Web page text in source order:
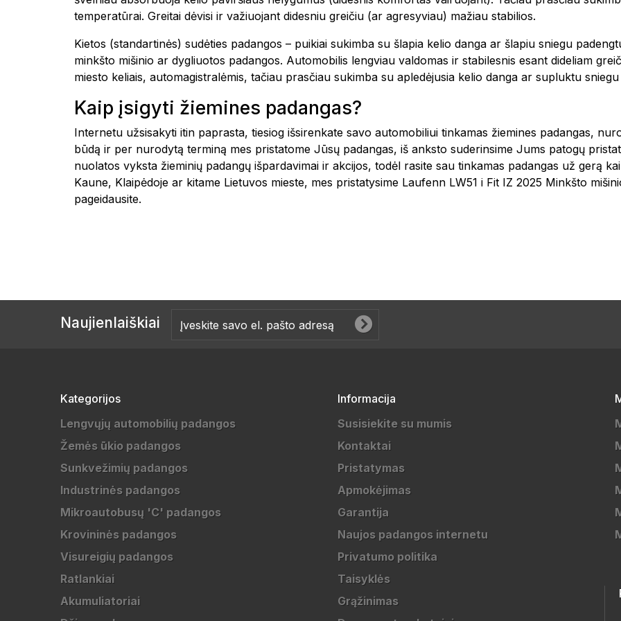
temperatūrai. Greitai dėvisi ir važiuojant didesniu greičiu (ar agresyviau) mažiau stabilios.
Kietos (standartinės) sudėties padangos – puikiai sukimba su šlapia kelio danga ar šlapiu sniegu
minkšto mišinio ar dygliuotos padangos. Automobilis lengviau valdomas ir stabilesnis esant dideliam
miesto keliais, automagistralėmis, tačiau prasčiau sukimba su apledėjusia kelio danga ar supluktu
Kaip įsigyti žiemines padangas?
Internetu užsisakyti itin paprasta, tiesiog išsirenkate savo automobiliui tinkamas žiemines padangas,
būdą ir per nurodytą terminą mes pristatome Jūsų padangas, iš anksto suderinsime Jums patogų
nuolatos vyksta žieminių padangų išpardavimai ir akcijos, todėl rasite sau tinkamas padangas už gerą
Kaune, Klaipėdoje ar kitame Lietuvos mieste, mes pristatysime Laufenn LW51 i Fit IZ 2025 Minkšto
pageidausite.
Naujienlaiškiai
Kategorijos
Lengvųjų automobilių padangos
Žemės ūkio padangos
Sunkvežimių padangos
Industrinės padangos
Mikroautobusų 'C' padangos
Krovininės padangos
Visureigių padangos
Ratlankiai
Akumuliatoriai
Informacija
Susisiekite su mumis
Kontaktai
Pristatymas
Apmokėjimas
Garantija
Naujos padangos internetu
Privatumo politika
Taisyklės
Grąžinimas